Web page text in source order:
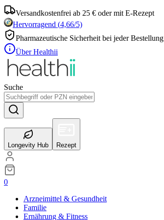
Versandkostenfrei ab 25 € oder mit E-Rezept
Hervorragend (4,66/5)
Pharmazeutische Sicherheit bei jeder Bestellung
Über Healthii
Suche
Longevity Hub Rezept
0
Arzneimittel & Gesundheit
Familie
Ernährung & Fitness